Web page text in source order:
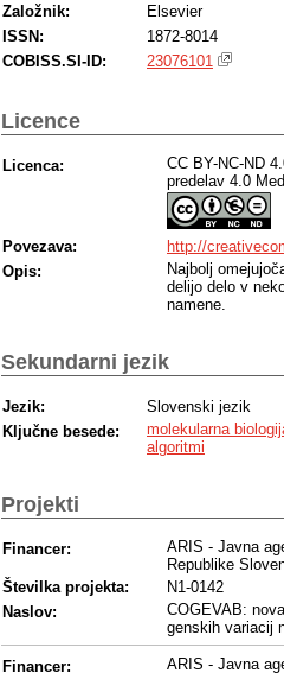
Založnik:
Elsevier
ISSN:
1872-8014
COBISS.SI-ID:
23076101
Licence
Licenca:
CC BY-NC-ND
predelav 4.0
Povezava:
http://
Opis:
Najbolj
delijo delo v
namene.
Sekundarni jezik
Jezik:
Slovenski jezik
Ključne besede:
molekularna
algoritmi
Projekti
Financer:
ARIS - Javna
Republike
Številka projekta:
N1-0142
Naslov:
COGEVAB:
genskih variacij
Financer:
ARIS - Javna